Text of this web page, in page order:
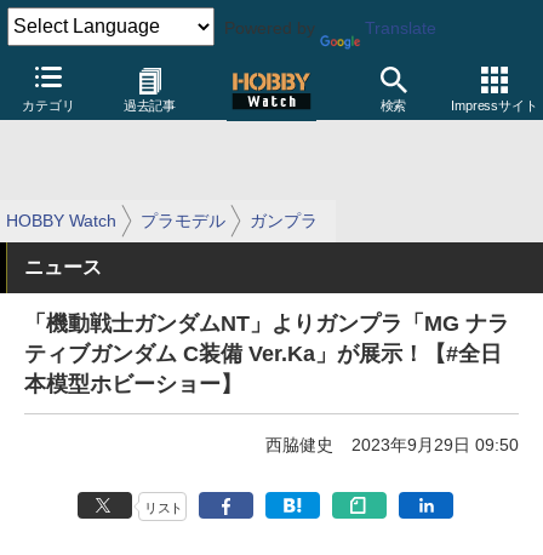
Powered by Translate
カテゴリ 過去記事 検索 Impressサイト
HOBBY Watch プラモデル ガンプラ
ニュース
「機動戦士ガンダムNT」よりガンプラ「MG ナラ
ティブガンダム C装備 Ver.Ka」が展示！【#全日
本模型ホビーショー】
西脇健史 2023年9月29日 09:50
リスト